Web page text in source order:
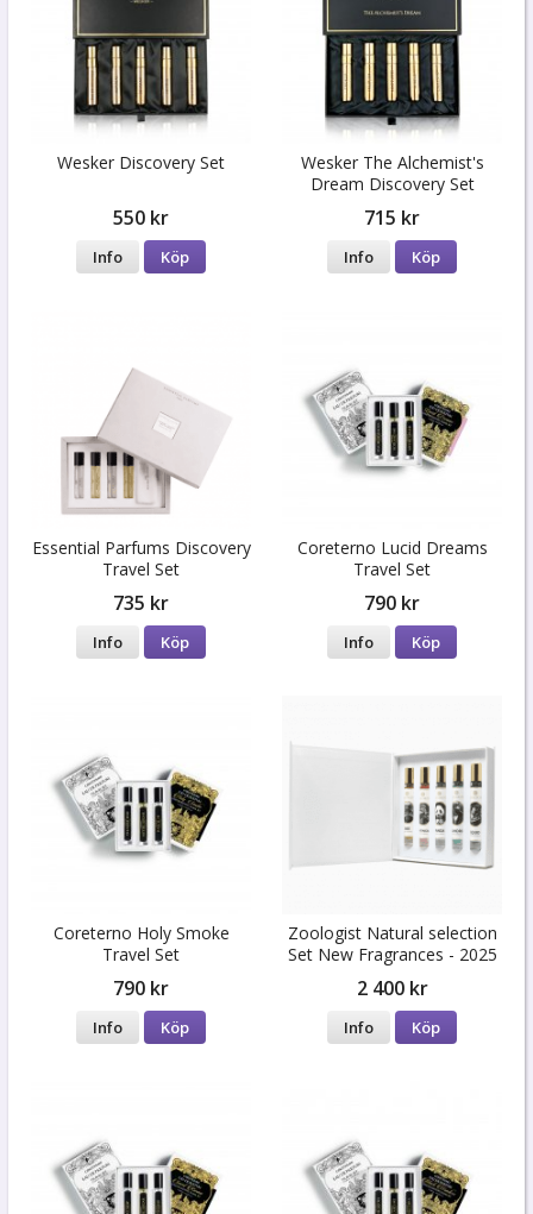
Wesker Discovery Set
550 kr
Info Köp
Wesker The Alchemist's
Dream Discovery Set
715 kr
Info Köp
Essential Parfums Discovery
Travel Set
735 kr
Info Köp
Coreterno Lucid Dreams
Travel Set
790 kr
Info Köp
Coreterno Holy Smoke
Travel Set
790 kr
Info Köp
Zoologist Natural selection
Set New Fragrances - 2025
2 400 kr
Info Köp